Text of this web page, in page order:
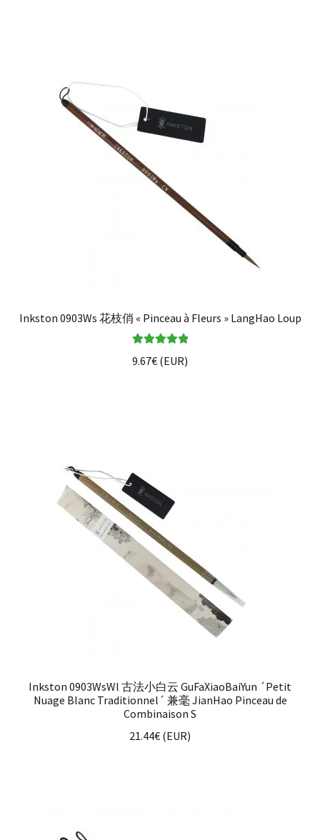
Inkston 0903Ws 花枝俏 « Pinceau à Fleurs » LangHao Loup
5
9.67€ (EUR)
Inkston 0903WsWl 古法小白云 GuFaXiaoBaiYun ´Petit
Nuage Blanc Traditionnel´ 兼毫 JianHao Pinceau de
Combinaison S
21.44€ (EUR)